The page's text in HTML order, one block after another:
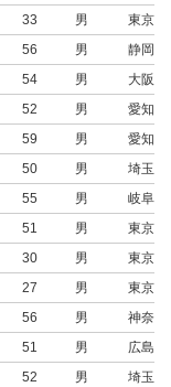
33 男
東京都
56 男
静岡県
54 男
大阪府
52 男
愛知県
59 男
愛知県
50 男
埼玉県
55 男
岐阜県
51 男
東京都
30 男
東京都
27 男
東京都
56 男
神奈川
51 男
広島県
52 男
埼玉県